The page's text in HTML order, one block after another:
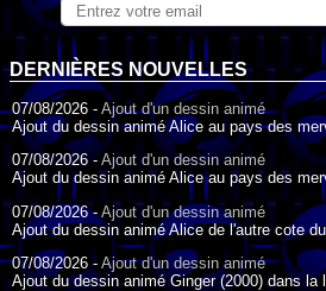
DERNIÈRES NOUVELLES
07/08/2026 - Ajout d'un dessin animé
Ajout du dessin animé Alice au pays des
07/08/2026 -Ajout d'un dessin animé
Ajout du dessin animé Alice au pays des
07/08/2026 -Ajout d'un dessin animé
Ajout du dessin animé Alice de l'autre cote
07/08/2026 - Ajout d'un dessin animé
Ajout du dessin animé Ginger (2000) dans la